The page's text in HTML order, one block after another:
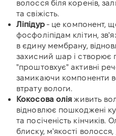
волосся біля коренів,
та свіжість.
Ліпідур- це компонент,
фосфоліпідам клітин,
в єдину мембрану,
захисний шар і створює
"проштовхує" активні
замикаючи компоненти
втрату вологи.
Кокосова олія живить
відновлює пошкоджені
та посіченість
блиску, м'якості